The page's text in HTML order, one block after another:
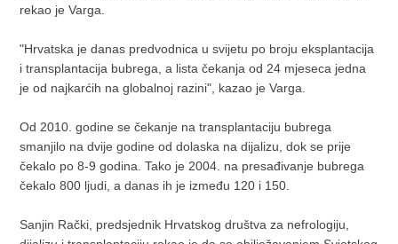
rekao je Varga.
"Hrvatska je danas predvodnica u svijetu po broju eksplantacija
i transplantacija bubrega, a lista čekanja od 24 mjeseca jedna
je od najkarćih na globalnoj razini", kazao je Varga.
Od 2010. godine se čekanje na transplantaciju bubrega
smanjilo na dvije godine od dolaska na dijalizu, dok se prije
čekalo po 8-9 godina. Tako je 2004. na presađivanje bubrega
čekalo 800 ljudi, a danas ih je između 120 i 150.
Sanjin Rački, predsjednik Hrvatskog društva za nefrologiju,